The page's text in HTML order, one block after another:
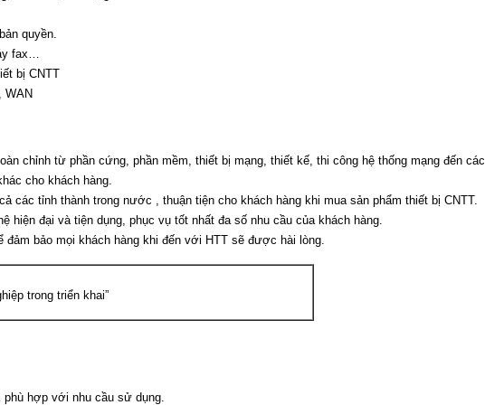
quyền.
fax…
bị CNTT
WAN
chỉnh từ phần cứng, phần mềm, thiết bị mạng, thiết kế, thi công hệ thống mạng đến các
cho khách hàng.
các tỉnh thành trong nước , thuận tiện cho khách hàng khi mua sản phẩm thiết bị CNTT.
đại và tiện dụng, phục vụ tốt nhất đa số nhu cầu của khách hàng.
bảo mọi khách hàng khi đến với HTT sẽ được hài lòng.
trong triển khai”
phù hợp với nhu cầu sử dụng.